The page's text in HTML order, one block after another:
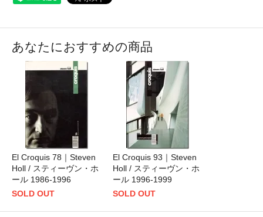
あなたにおすすめの商品
El Croquis 78｜Steven
Holl / スティーヴン・ホ
ール 1986-1996
SOLD OUT
El Croquis 93｜Steven
Holl / スティーヴン・ホ
ール 1996-1999
SOLD OUT